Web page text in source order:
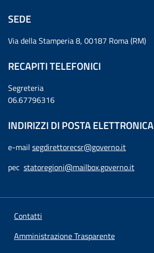
SEDE
Via della Stamperia 8, 00187 Roma (RM)
RECAPITI TELEFONICI
Segreteria
06.67796316
INDIRIZZI DI POSTA ELETTRONICA
e-mail segdirettorecsr@governo.it
pec statoregioni@mailbox.governo.it
Contatti
Amministrazione Trasparente